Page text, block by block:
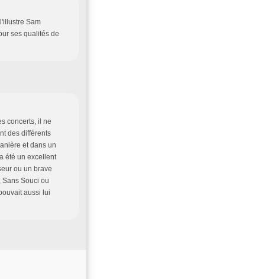
Sam
ses qualités de
concerts, il ne
des différents
et dans un
été un excellent
ou un brave
Souci ou
aussi lui